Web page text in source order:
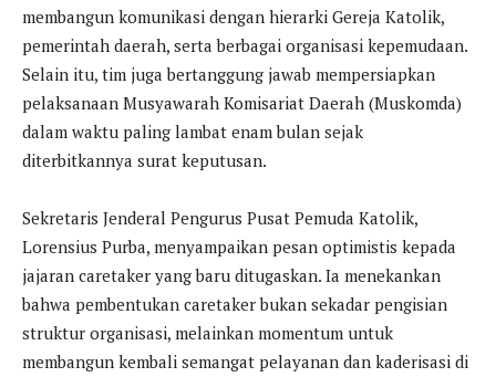
membangun komunikasi dengan hierarki Gereja Katolik,
pemerintah daerah, serta berbagai organisasi kepemudaan.
Selain itu, tim juga bertanggung jawab mempersiapkan
pelaksanaan Musyawarah Komisariat Daerah (Muskomda)
dalam waktu paling lambat enam bulan sejak
diterbitkannya surat keputusan.
Sekretaris Jenderal Pengurus Pusat Pemuda Katolik,
Lorensius Purba, menyampaikan pesan optimistis kepada
jajaran caretaker yang baru ditugaskan. Ia menekankan
bahwa pembentukan caretaker bukan sekadar pengisian
struktur organisasi, melainkan momentum untuk
membangun kembali semangat pelayanan dan kaderisasi di